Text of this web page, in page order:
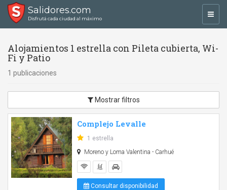
Salidores.com
Disfrutá cada ciudad al máximo
Alojamientos 1 estrella con Pileta cubierta, Wi-
Fi y Patio
1 publicaciones
Mostrar filtros
Complejo Levalle
1 estrella
Moreno y Loma Valentina - Carhué
Consultar disponibilidad